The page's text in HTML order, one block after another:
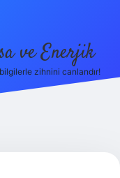
ve Enerjik
zihnini canlandır!